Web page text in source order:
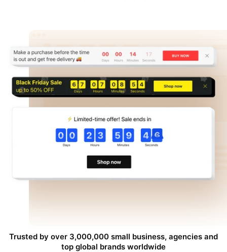
Trusted by over 3,000,000 small business, agencies and
top global brands worldwide